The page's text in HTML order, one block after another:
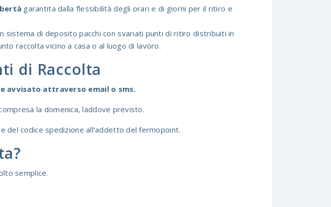
garantita dalla flessibilità degli orari e di giorni per il ritiro e
sistema di deposito pacchi con svariati punti di ritiro distribuiti in
raccolta vicino a casa o al luogo di lavoro.
di Raccolta
avvisato attraverso email o sms.
la domenica, laddove previsto.
del codice spedizione all’addetto del fermopoint.
semplice.